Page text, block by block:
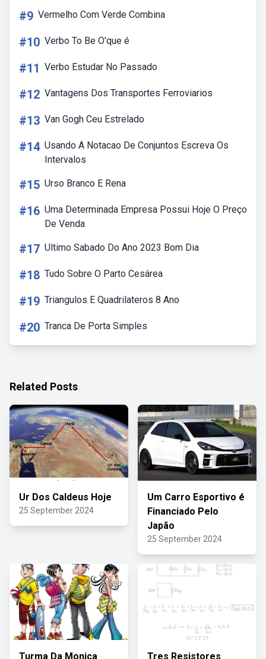
#9 Vermelho Com Verde Combina
#10 Verbo To Be O'que é
#11 Verbo Estudar No Passado
#12 Vantagens Dos Transportes Ferroviarios
#13 Van Gogh Ceu Estrelado
#14 Usando A Notacao De Conjuntos Escreva Os
Intervalos
#15 Urso Branco E Rena
#16 Uma Determinada Empresa Possui Hoje O Preço
De Venda
#17 Ultimo Sabado Do Ano 2023 Bom Dia
#18 Tudo Sobre O Parto Cesárea
#19 Triangulos E Quadrilateros 8 Ano
#20 Tranca De Porta Simples
Related Posts
Ur Dos Caldeus Hoje
25 September 2024
Um Carro Esportivo é
Financiado Pelo
Japão
25 September 2024
Turma Da Monica Tres Resistores